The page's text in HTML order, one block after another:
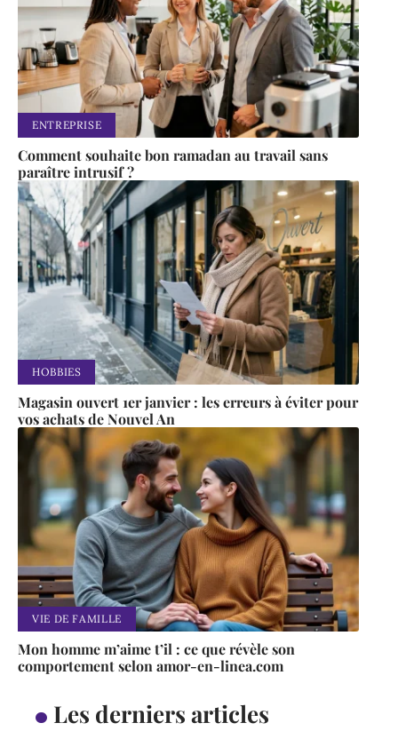
ENTREPRISE
Comment souhaite bon ramadan au travail sans
paraître intrusif ?
HOBBIES
Magasin ouvert 1er janvier : les erreurs à éviter pour
vos achats de Nouvel An
VIE DE FAMILLE
Mon homme m’aime t’il : ce que révèle son
comportement selon amor-en-linea.com
Les derniers articles